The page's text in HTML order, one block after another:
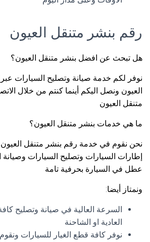
رقم بنشر متنقل العيون
هل تبحث عن افضل بنشر متنقل العيون؟
نوفر لكم خدمة صيانة وتصليح السيارات
العيون ونصل اليكم أينما كنتم من خلال
متنقل العيون
ما هي خدمات بنشر متنقل العيون؟
نحن نقوم في خدمة رقم بنشر متنقل
إطارات السيارات وتصليح السيارات
عطل في السيارة بحرفية تامة
ونمتاز أيضا:
السرعة العالية في صيانة وتصليح
العادية او الشاحنة
نوفر كافة قطع الغيار للسيارات